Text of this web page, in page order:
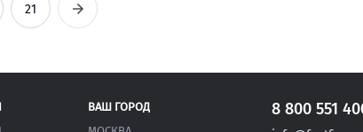
21 Следующая
ВАШ ГОРОД
8 800 551